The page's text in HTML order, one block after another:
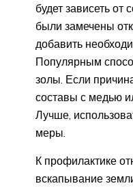
будет зависеть от
были замечены
добавить
Популярным
золы. Если
составы с медью
Лучше,
меры.
К профилактике
вскапывание